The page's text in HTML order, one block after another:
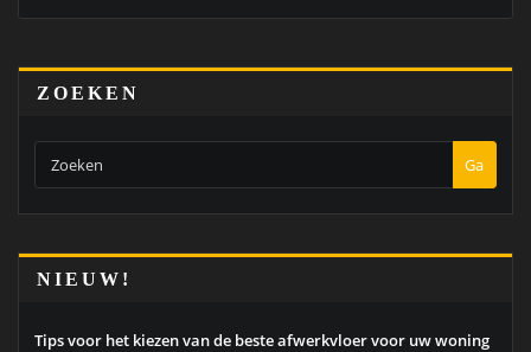
ZOEKEN
Ga
NIEUW!
Tips voor het kiezen van de beste afwerkvloer voor uw woning